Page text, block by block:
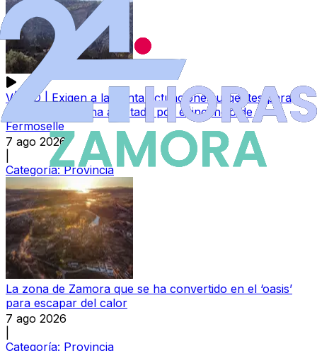
VÍDEO | Exigen a la Junta actuaciones urgentes para
recuperar la zona afectada por el incendio de
Fermoselle
7 ago 2026
Categoría:Provincia
La zona de Zamora que se ha convertido en el ‘oasis’
para escapar del calor
7 ago 2026
Categoría: Provincia